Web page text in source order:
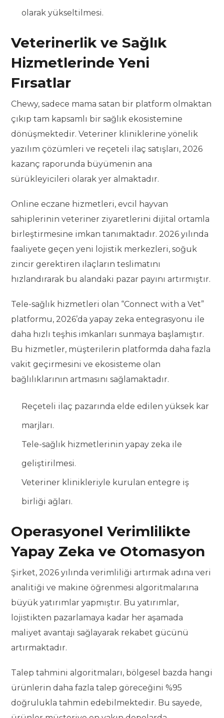
olarak yükseltilmesi.
Veterinerlik ve Sağlık
Hizmetlerinde Yeni
Fırsatlar
Chewy, sadece mama satan bir platform olmaktan
çıkıp tam kapsamlı bir sağlık ekosistemine
dönüşmektedir. Veteriner kliniklerine yönelik
yazılım çözümleri ve reçeteli ilaç satışları, 2026
kazanç raporunda büyümenin ana
sürükleyicileri olarak yer almaktadır.
Online eczane hizmetleri, evcil hayvan
sahiplerinin veteriner ziyaretlerini dijital ortamla
birleştirmesine imkan tanımaktadır. 2026 yılında
faaliyete geçen yeni lojistik merkezleri, soğuk
zincir gerektiren ilaçların teslimatını
hızlandırarak bu alandaki pazar payını artırmıştır.
Tele-sağlık hizmetleri olan “Connect with a Vet”
platformu, 2026’da yapay zeka entegrasyonu ile
daha hızlı teşhis imkanları sunmaya başlamıştır.
Bu hizmetler, müşterilerin platformda daha fazla
vakit geçirmesini ve ekosisteme olan
bağlılıklarının artmasını sağlamaktadır.
Reçeteli ilaç pazarında elde edilen yüksek kar
marjları.
Tele-sağlık hizmetlerinin yapay zeka ile
geliştirilmesi.
Veteriner klinikleriyle kurulan entegre iş
birliği ağları.
Operasyonel Verimlilikte
Yapay Zeka ve Otomasyon
Şirket, 2026 yılında verimliliği artırmak adına veri
analitiği ve makine öğrenmesi algoritmalarına
büyük yatırımlar yapmıştır. Bu yatırımlar,
lojistikten pazarlamaya kadar her aşamada
maliyet avantajı sağlayarak rekabet gücünü
artırmaktadır.
Talep tahmini algoritmaları, bölgesel bazda hangi
ürünlerin daha fazla talep göreceğini %95
doğrulukla tahmin edebilmektedir. Bu sayede,